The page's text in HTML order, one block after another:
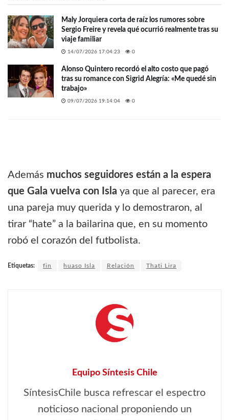
Maly Jorquiera corta de raíz los rumores sobre
Sergio Freire y revela qué ocurrió realmente tras su
viaje familiar
14/07/2026 17:04:23 0
Alonso Quintero recordó el alto costo que pagó
tras su romance con Sigrid Alegría: «Me quedé sin
trabajo»
09/07/2026 19:14:04 0
Además muchos seguidores están a la espera
que Gala vuelva con Isla ya que al parecer, era
una pareja muy querida y lo demostraron, al
tirar “hate” a la bailarina que, en su momento
robó el corazón del futbolista.
Etiquetas: fin huaso Isla Relación Thati Lira
Equipo Síntesis Chile
SíntesisChile busca refrescar el espectro
noticioso nacional proponiendo un